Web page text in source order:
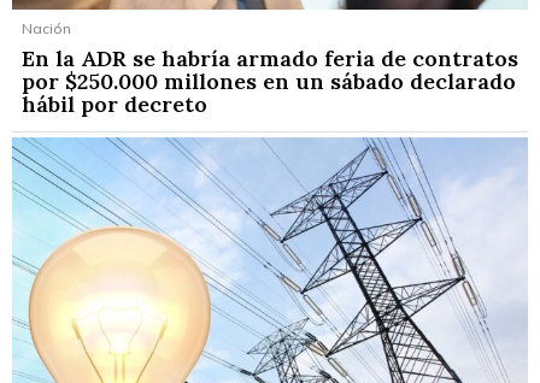
Nación
En la ADR se habría armado feria de contratos
por $250.000 millones en un sábado declarado
hábil por decreto